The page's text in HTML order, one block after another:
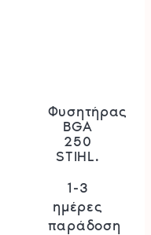
Φυσητήρας
BGA
250
STIHL.
1-3
ημέρες
παράδοση